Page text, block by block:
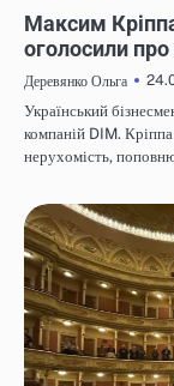
Максим
оголосили
Деревянко Ольга
Український
компаній DIM.
нерухомість,